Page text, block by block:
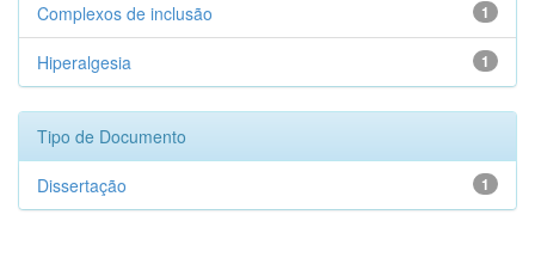
1
Complexos de inclusão
1
Hiperalgesia
Tipo de Documento
1
Dissertação